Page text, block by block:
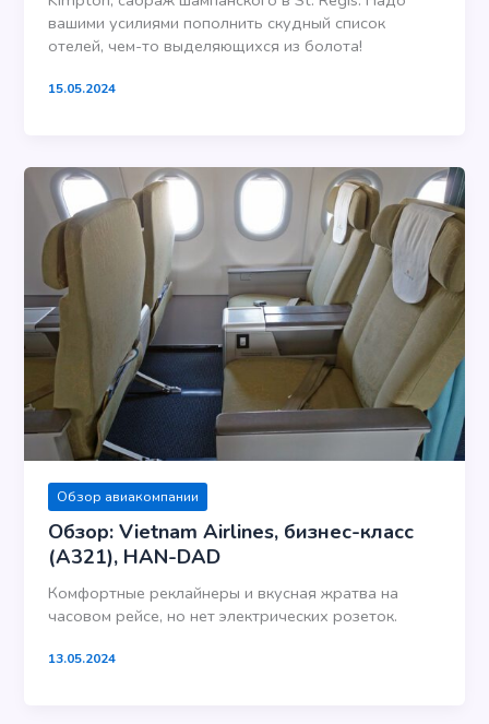
вашими усилиями пополнить скудный список
отелей, чем-то выделяющихся из болота!
15.05.2024
Обзор авиакомпании
Обзор: Vietnam Airlines, бизнес-класс
(A321), HAN-DAD
Комфортные реклайнеры и вкусная жратва на
часовом рейсе, но нет электрических розеток.
13.05.2024